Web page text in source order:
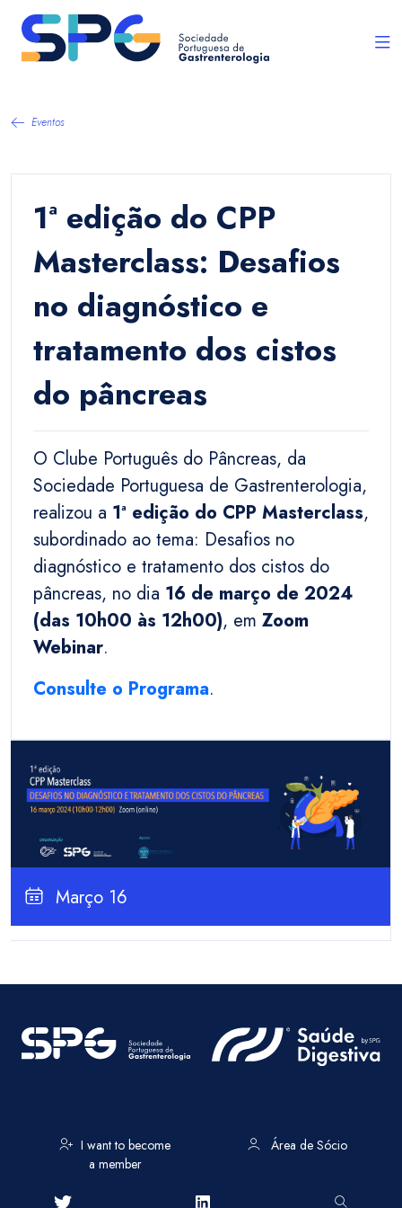
Eventos
1ª edição do CPP
Masterclass: Desafios
no diagnóstico e
tratamento dos cistos
do pâncreas
O Clube Português do Pâncreas, da
Sociedade Portuguesa de Gastrenterologia,
realizou a 1ª edição do CPP Masterclass,
subordinado ao tema: Desafios no
diagnóstico e tratamento dos cistos do
pâncreas, no dia 16 de março de 2024
(das 10h00 às 12h00), em Zoom
Webinar.
Consulte o Programa.
Março 16
I want to become
a member
Área de Sócio